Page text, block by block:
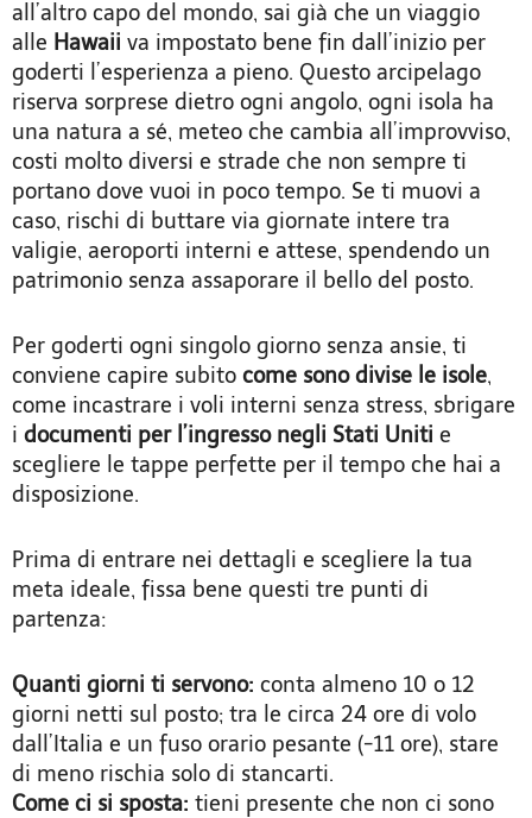
all’altro capo del mondo, sai già che un viaggio
alle Hawaii va impostato bene fin dall’inizio per
goderti l’esperienza a pieno. Questo arcipelago
riserva sorprese dietro ogni angolo, ogni isola ha
una natura a sé, meteo che cambia all’improvviso,
costi molto diversi e strade che non sempre ti
portano dove vuoi in poco tempo. Se ti muovi a
caso, rischi di buttare via giornate intere tra
valigie, aeroporti interni e attese, spendendo un
patrimonio senza assaporare il bello del posto.
Per goderti ogni singolo giorno senza ansie, ti
conviene capire subito come sono divise le isole,
come incastrare i voli interni senza stress, sbrigare
i documenti per l’ingresso negli Stati Uniti e
scegliere le tappe perfette per il tempo che hai a
disposizione.
Prima di entrare nei dettagli e scegliere la tua
meta ideale, fissa bene questi tre punti di
partenza:
Quanti giorni ti servono: conta almeno 10 o 12
giorni netti sul posto; tra le circa 24 ore di volo
dall’Italia e un fuso orario pesante (-11 ore), stare
di meno rischia solo di stancarti.
Come ci si sposta: tieni presente che non ci sono